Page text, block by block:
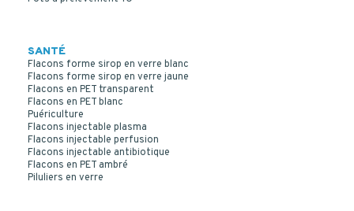
SANTÉ
Flacons forme sirop en verre blanc
Flacons forme sirop en verre jaune
Flacons en PET transparent
Flacons en PET blanc
Puériculture
Flacons injectable plasma
Flacons injectable perfusion
Flacons injectable antibiotique
Flacons en PET ambré
Piluliers en verre